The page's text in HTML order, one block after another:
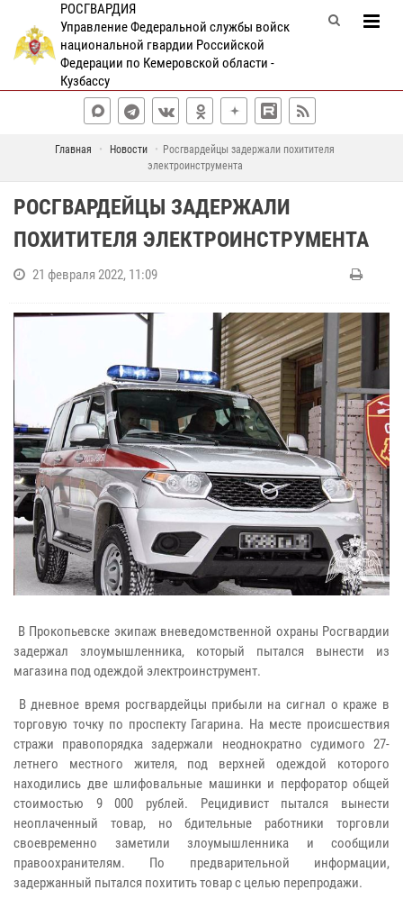
РОСГВАРДИЯ
Управление Федеральной службы войск
национальной гвардии Российской
Федерации по Кемеровской области -
Кузбассу
Главная Новости
Росгвардейцы задержали похитителя
электроинструмента
РОСГВАРДЕЙЦЫ ЗАДЕРЖАЛИ
ПОХИТИТЕЛЯ ЭЛЕКТРОИНСТРУМЕНТА
21 февраля 2022, 11:09
В Прокопьевске экипаж вневедомственной охраны Росгвардии
задержал злоумышленника, который пытался вынести из
магазина под одеждой электроинструмент.
В дневное время росгвардейцы прибыли на сигнал о краже в
торговую точку по проспекту Гагарина. На месте происшествия
стражи правопорядка задержали неоднократно судимого 27-
летнего местного жителя, под верхней одеждой которого
находились две шлифовальные машинки и перфоратор общей
стоимостью 9 000 рублей. Рецидивист пытался вынести
неоплаченный товар, но бдительные работники торговли
своевременно заметили злоумышленника и сообщили
правоохранителям. По предварительной информации,
задержанный пытался похитить товар с целью перепродажи.